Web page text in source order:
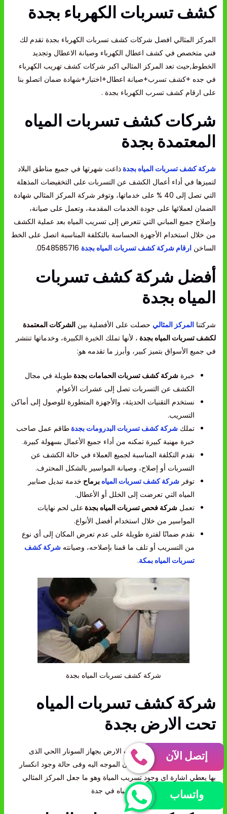
كشف تسربات الكهرباء بجدة
المركز المثالي افضل شركات كشف تسربات الكهرباء بجدة تقدم لك
فني متخصص في كشف اعطال الكهرباء وصيانة الاعطال وتجديد
الخطوط,حيث تعد المركز المثالي اكبر شركات كشف تهريب الكهرباء
في جده +كشف تسرب+صيانة اعطال+اختبار+شهادة ضمان اتصلو بنا
على ارقام كشف تسرب الكهرباء بجدة .
شركات كشف تسربات المياه
المعتمدة بجدة
شركة كشف تسربات المياه بجدة ذاعت شهرتها في جميع مناطق البلاد
لتميزها في أداء أعمال الكشف عن التسربات على التخفيضات المذهلة
التي تصل إلى 40 % على خدماتها، وتوفر شركة المركز المثالي شهادة
الضمان لعملائها على جودة الخدمات المقدمة، وتعمل على صيانة،
وإصلاح جميع المباني التي تتعرض إلى تسريب المياه بعد عملية الكشف
من خلال استخدام الأجهزة الحساسة بالتكلفة المناسبة اتصل على الخط
الساخن ارقام شركة كشف تسربات المياه بجدة
أفضل شركة كشف تسربات
المياه بجدة
شركتنا المركز المثالي حصلت على الأفضلية بين الشركات المعتمدة
لكشف تسربات المياه بجدة ، لأنها تملك الخبرة الكبيرة، وخدماتها تنتشر
في جميع الأسواق بتميز كبير، وأبرز ما تقدمه هو:
خبرة شركة كشف تسربات الحمامات بجدة طويلة في مجال
الكشف عن التسربات تصل إلى عشرات الأعوام.
نستخدم التقنيات الحديثة، والأجهزة المتطورة للوصول إلى أماكن
التسريب.
تملك شركة كشف تسربات البدرومات بجدة طاقم عمل صاحب
خبرة مهنية كبيرة تمكنه من أداء جميع الأعمال بسهولة كبيرة.
نقدم التكلفة المناسبة لجميع العملاء في حالة الكشف عن
التسربات أو إصلاح، وصيانة المواسير بالشكل المحترف.
توفر شركة كشف تسربات المياه برماح خدمة تبديل صنابير
المياه التي تعرضت إلى الخلل أو الأعطال.
تعمل شركة فحص تسربات المياه بجدة على لحم نهايات
المواسير من خلال استخدام أفضل الأنواع.
نقدم ضمانًا لفترة طويلة على عدم تعرض المكان إلى أي نوع
من التسريب أو تلف ما قمنا بإصلاحه، وصيانته شركة كشف
تسربات المياه بمكة.
شركة كشف تسربات المياه بجدة
شركة كشف تسربات المياه
تحت الارض بجدة
نعمل كشفتسربات المياه
تحت الارض بجهاز السونار االحي الذى
يرسل ذبابات ترددية على المكان الموجه اليه وفى حالة وجود انكسار
بها يعطي اشارة اى وجود تسريب المياة وهو ما جعل المركز المثالي
افضل شركات كشف تسربات مياه في جدة
إتصل الآن
واتساب